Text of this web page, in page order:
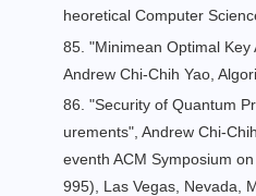
heoretical Computer
85. "Minimean Optimal Key
Andrew Chi-Chih Yao,
86. "Security of Quantum
urements", Andrew Chi-
eventh ACM Symposium
995), Las Vegas, Nevada,